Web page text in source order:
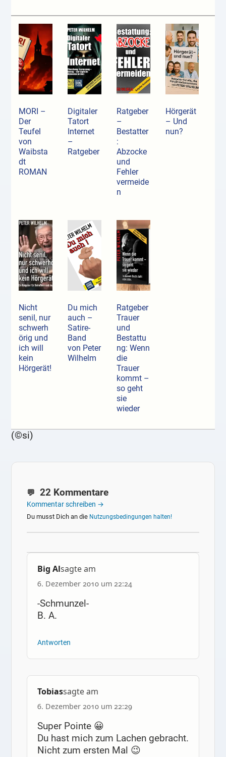
MORI –
Der
Teufel
von
Waibsta
dt
ROMAN
Digitaler
Tatort
Internet
–
Ratgeber
Ratgeber
–
Bestatter
:
Abzocke
und
Fehler
vermeide
n
Hörgerät
– Und
nun?
Nicht
senil, nur
schwerh
örig und
ich will
kein
Hörgerät!
Du mich
auch –
Satire-
Band
von Peter
Wilhelm
Ratgeber
Trauer
und
Bestattu
ng: Wenn
die
Trauer
kommt –
so geht
sie
wieder
(©si)
22 Kommentare
Kommentar schreiben →
Du musst Dich an die Nutzungsbedingungen halten!
Big Alsagte am
6. Dezember 2010 um 22:24
-Schmunzel-
B. A.
Antworten
Tobiassagte am
6. Dezember 2010 um 22:29
Super Pointe 😀
Du hast mich zum Lachen gebracht.
Nicht zum ersten Mal 😉